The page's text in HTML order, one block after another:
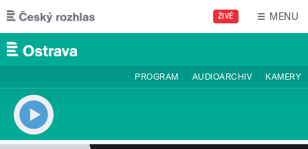
Přejít k hlavnímu obsahu
ŽIVĚ MENU
PROGRAM AUDIOARCHIV KAMERY